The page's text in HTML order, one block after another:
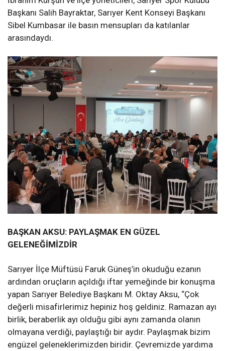
Başkanı Salih Bayraktar, Sarıyer Kent Konseyi Başkanı
Sibel Kumbasar ile basın mensupları da katılanlar
arasındaydı.
BAŞKAN AKSU: PAYLAŞMAK EN GÜZEL
GELENEĞİMİZDİR
Sarıyer İlçe Müftüsü Faruk Güneş’in okuduğu ezanın
ardından oruçların açıldığı iftar yemeğinde bir konuşma
yapan Sarıyer Belediye Başkanı M. Oktay Aksu, “Çok
değerli misafirlerimiz hepiniz hoş geldiniz. Ramazan ayı
birlik, beraberlik ayı olduğu gibi aynı zamanda olanın
olmayana verdiği, paylaştığı bir aydır. Paylaşmak bizim
engüzel geleneklerimizden biridir. Çevremizde yardıma